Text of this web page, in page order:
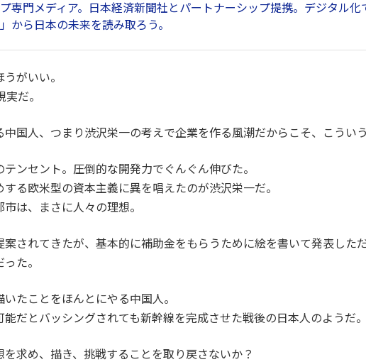
専門メディア。日本経済新聞社とパートナーシップ提携。デジタル化
から日本の未来を読み取ろう。
がいい。
だ。
国人、つまり渋沢栄一の考えで企業を作る風潮だからこそ、こうい
ンセント。圧倒的な開発力でぐんぐん伸びた。
る欧米型の資本主義に異を唱えたのが渋沢栄一だ。
は、まさに人々の理想。
案されてきたが、基本的に補助金をもらうために絵を書いて発表した
た。
たことをほんとにやる中国人。
だとバッシングされても新幹線を完成させた戦後の日本人のようだ。
求め、描き、挑戦することを取り戻さないか？